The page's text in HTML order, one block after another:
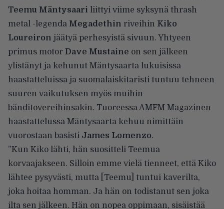
Teemu Mäntysaari liittyi viime syksynä thrash
metal -legenda Megadethin riveihin Kiko
Loureiron jäätyä perhesyistä sivuun. Yhtyeen
primus motor Dave Mustaine on sen jälkeen
ylistänyt ja kehunut Mäntysaarta lukuisissa
haastatteluissa ja suomalaiskitaristi tuntuu tehneen
suuren vaikutuksen myös muihin
bänditovereihinsakin. Tuoreessa AMFM Magazinen
haastattelussa Mäntysaarta kehuu nimittäin
vuorostaan basisti James Lomenzo.
”Kun Kiko lähti, hän suositteli Teemua
korvaajakseen. Silloin emme vielä tienneet, että Kiko
lähtee pysyvästi, mutta [Teemu] tuntui kaverilta,
joka hoitaa homman. Ja hän on todistanut sen joka
ilta sen jälkeen. Hän on nopea oppimaan, sisäistää